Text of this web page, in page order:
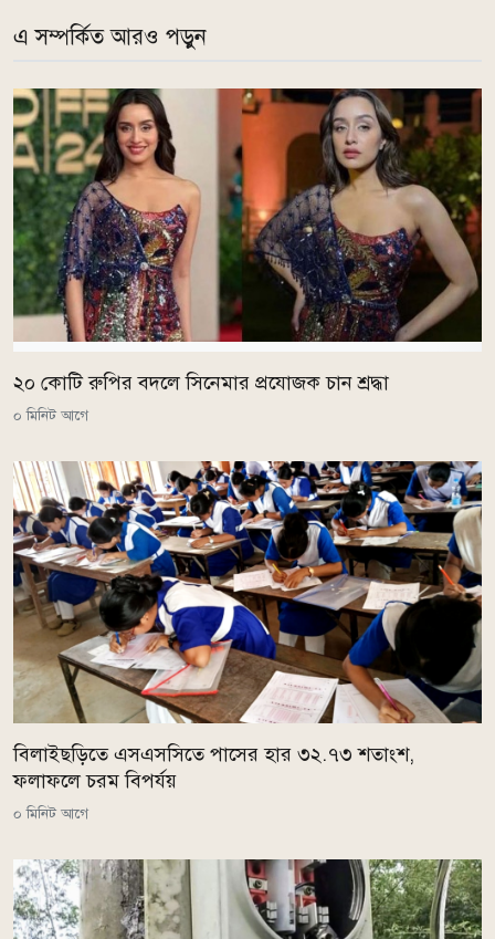
এ সম্পর্কিত আরও পড়ুন
২০ কোটি রুপির বদলে সিনেমার প্রযোজক চান শ্রদ্ধা
০ মিনিট আগে
বিলাইছড়িতে এসএসসিতে পাসের হার ৩২.৭৩ শতাংশ,
ফলাফলে চরম বিপর্যয়
০ মিনিট আগে